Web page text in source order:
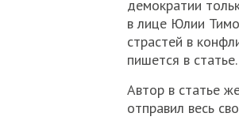
демократии
в лице Юлии
страстей в
пишется в статье.
Автор в статье
отправил весь